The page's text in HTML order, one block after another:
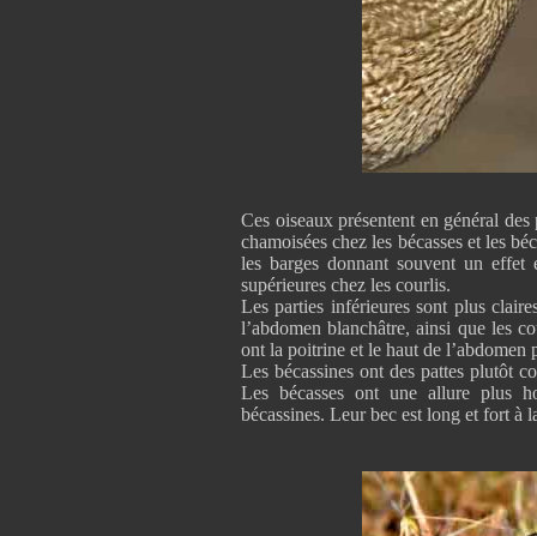
Ces oiseaux présentent en général
chamoisées chez les bécasses et les
les barges donnant souvent un effet
supérieures chez les courlis.
Les parties inférieures sont plus
l’abdomen blanchâtre, ainsi que les
ont la poitrine et le haut de
Les bécassines ont des pattes plutôt
Les bécasses ont une allure plus
bécassines. Leur bec est long et fort à